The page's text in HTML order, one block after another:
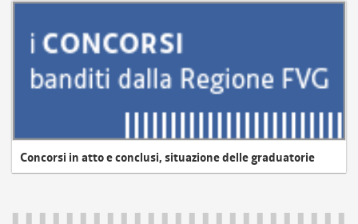
Concorsi in atto e conclusi, situazione delle graduatorie